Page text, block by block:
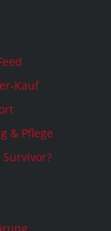
Kauf
& Pflege